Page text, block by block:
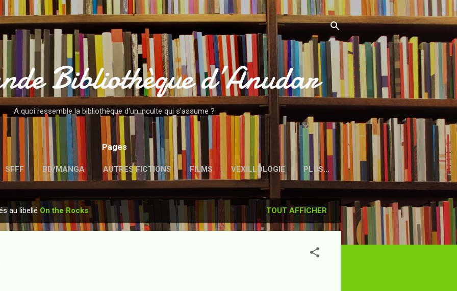
Accéder au contenu principal
Bibliothèque d’Anudar
A quoi ressemble la bibliothèque d'un inculte qui s'assume ?
Pages
SFFF BD/MANGA AUTRES FICTIONS FILMS VEXILLOLOGIE PLUS…
MENTIONS LÉGALES
au libellé On the Rocks TOUT AFFICHER